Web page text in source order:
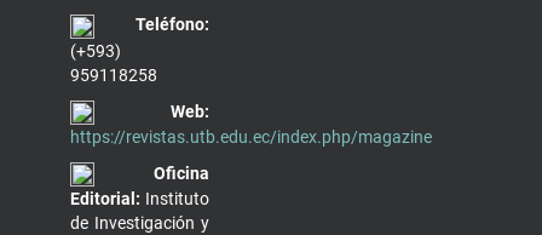
Teléfono:
(+593)
959118258
Web:
https://revistas.utb.edu.ec/index.php/magazine
Oficina
Editorial: Instituto
de Investigación y